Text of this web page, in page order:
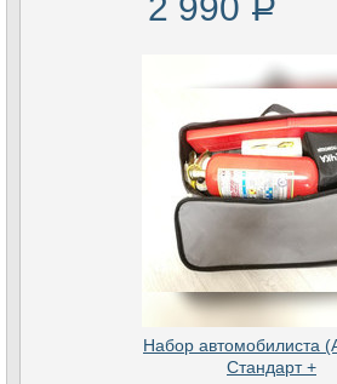
Набор автомобилиста
Стандарт +